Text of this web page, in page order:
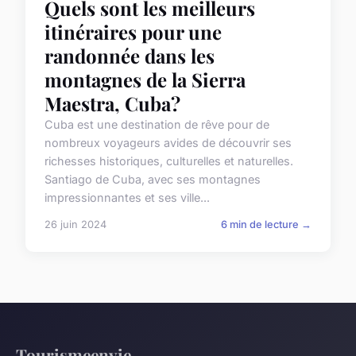
Quels sont les meilleurs
itinéraires pour une
randonnée dans les
montagnes de la Sierra
Maestra, Cuba?
Cuba est une destination de rêve pour de
nombreux voyageurs avides de découvrir ses
richesses historiques, culturelles et naturelles.
Santiago de Cuba, avec ses montagnes
impressionnantes et ses ville...
26 juin 2024 6 min de lecture →